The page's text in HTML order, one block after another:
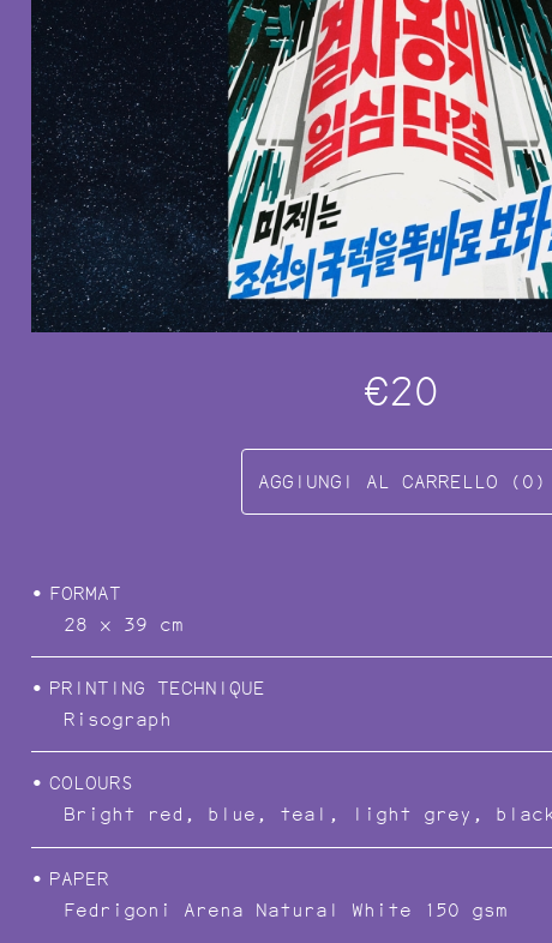
POEMAS FIBRA
€20
AGGIUNGI AL CARRELLO (0)
FORMAT
28 x 39 cm
PRINTING TECHNIQUE
Risograph
COLOURS
Bright red, blue, teal, light grey,
PAPER
Fedrigoni Arena Natural White 150 gsm